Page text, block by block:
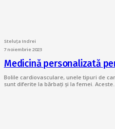
Steluța Indrei
7 noiembrie 2023
Medicină personalizată
Bolile cardiovasculare, unele tipuri de
sunt diferite la bărbați și la femei. Aceste…